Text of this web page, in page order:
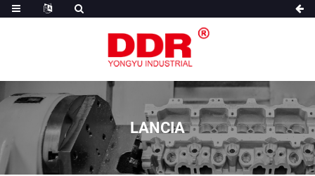
LANCIA